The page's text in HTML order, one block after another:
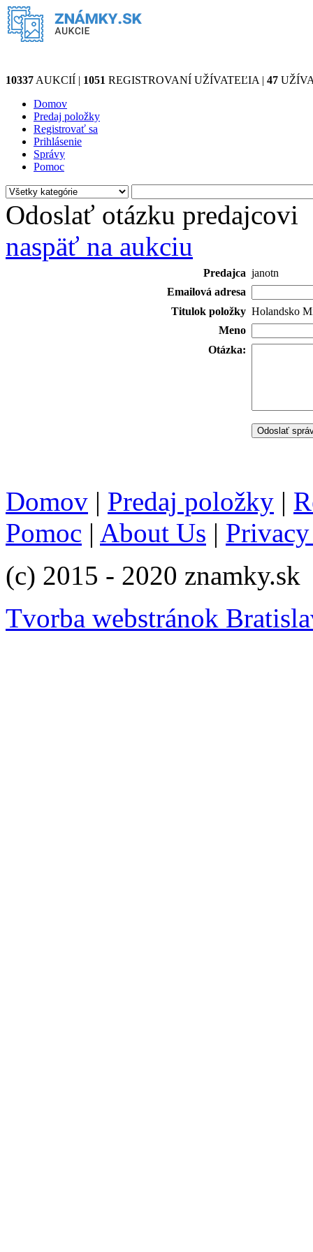
10337 AUKCIÍ | 1051 REGISTROVANÍ UŽÍVATEĽIA | 47
Domov
Predaj položky
Registrovať sa
Prihlásenie
Správy
Pomoc
Odoslať otázku predajcovi
naspäť na aukciu
Predajca janotn
Emailová adresa
Titulok položky Holandsko
Meno
Otázka:
Domov | Predaj položky |
Pomoc | About Us |
(c) 2015 - 2020 znamky.sk
Tvorba webstránok